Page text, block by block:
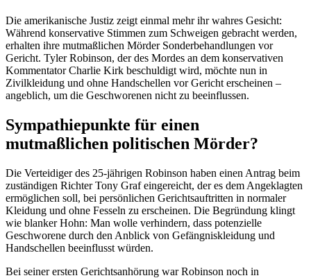
Die amerikanische Justiz zeigt einmal mehr ihr wahres Gesicht:
Während konservative Stimmen zum Schweigen gebracht werden,
erhalten ihre mutmaßlichen Mörder Sonderbehandlungen vor
Gericht. Tyler Robinson, der des Mordes an dem konservativen
Kommentator Charlie Kirk beschuldigt wird, möchte nun in
Zivilkleidung und ohne Handschellen vor Gericht erscheinen –
angeblich, um die Geschworenen nicht zu beeinflussen.
Sympathiepunkte für einen
mutmaßlichen politischen Mörder?
Die Verteidiger des 25-jährigen Robinson haben einen Antrag beim
zuständigen Richter Tony Graf eingereicht, der es dem Angeklagten
ermöglichen soll, bei persönlichen Gerichtsauftritten in normaler
Kleidung und ohne Fesseln zu erscheinen. Die Begründung klingt
wie blanker Hohn: Man wolle verhindern, dass potenzielle
Geschworene durch den Anblick von Gefängniskleidung und
Handschellen beeinflusst würden.
Bei seiner ersten Gerichtsanhörung war Robinson noch in